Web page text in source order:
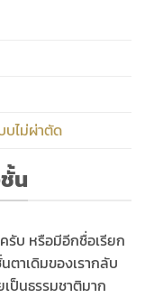
บไม่ผ่าตัด
น
รับ หรือมีอีกชื่อเรียก
ตาเดิมของเรากลับ
ป็นธรรมชาติมาก